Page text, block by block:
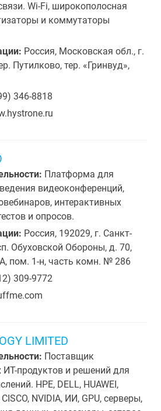
Wi-Fi, широкополосная
и коммутаторы
Россия, Московская обл., г.
Путилково, тер. «Гринвуд»,
346-8818
Платформа для
видеоконференций,
интерактивных
и опросов.
Россия, 192029, г. Санкт-
Обуховской Обороны, д. 70,
пом. 1-н, часть комн. № 286
309-9772
LIMITED
Поставщик
продуктов и решений для
HPE, DELL, HUAWEI,
NVIDIA, ИИ, GPU, серверы,